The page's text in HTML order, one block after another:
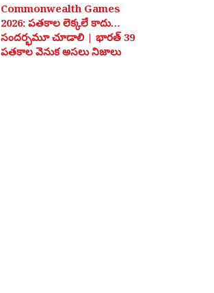
Commonwealth Games
2026: పతకాల లెక్కలే కాదు…
సందర్భమూ చూడాలి | భారత్ 39
పతకాల వెనుక అసలు నిజాలు